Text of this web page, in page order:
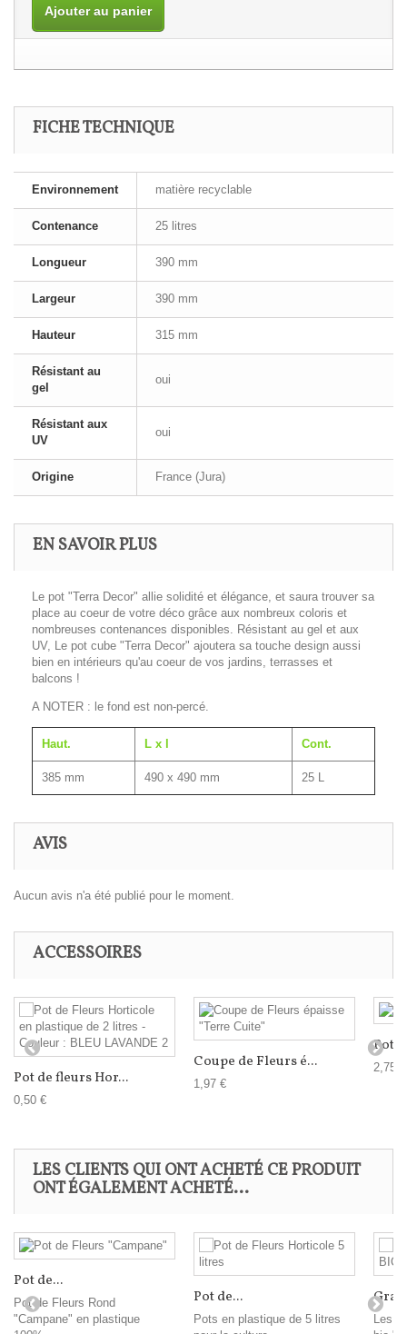
Ajouter au panier
FICHE TECHNIQUE
Environnement matière recyclable
Contenance 25 litres
Longueur 390 mm
Largeur 390 mm
Hauteur 315 mm
Résistant au
gel
oui
Résistant aux
UV
oui
Origine France (Jura)
EN SAVOIR PLUS
Le pot "Terra Decor" allie solidité et élégance, et saura trouver sa
place au coeur de votre déco grâce aux nombreux coloris et
nombreuses contenances disponibles. Résistant au gel et aux
UV, Le pot cube "Terra Decor" ajoutera sa touche design aussi
bien en intérieurs qu'au coeur de vos jardins, terrasses et
balcons !
A NOTER : le fond est non-percé.
Haut. L x l Cont.
385 mm 490 x 490 mm 25 L
AVIS
Aucun avis n'a été publié pour le moment.
ACCESSOIRES
Pot de fleurs Hor...
0,50 €
Coupe de Fleurs é...
1,97 €
Pot
2,75 €
LES CLIENTS QUI ONT ACHETÉ CE PRODUIT
ONT ÉGALEMENT ACHETÉ...
Pot de...
Pot de Fleurs Rond
"Campane" en plastique
Pot de...
Pots en plastique de 5 litres
Les